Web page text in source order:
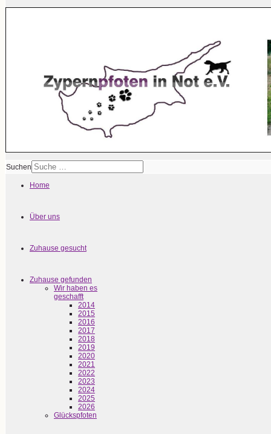
Suchen
Home
Über uns
Zuhause gesucht
Zuhause gefunden
Wir haben es
geschafft
2014
2015
2016
2017
2018
2019
2020
2021
2022
2023
2024
2025
2026
Glückspfoten